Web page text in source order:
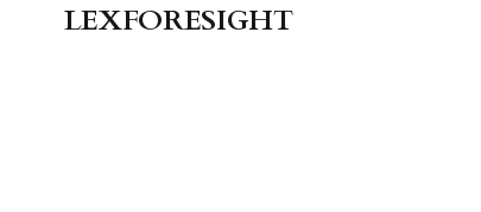
LEXFORESIGHT